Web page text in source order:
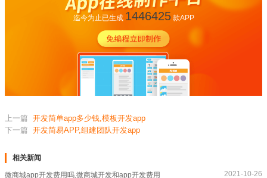
迄今为止已生成 1446425款APP
上一篇 开发简单app多少钱,模板开发app
下一篇 开发简易APP,组建团队开发app
相关新闻
微商城app开发费用吗,微商城开发和app开发费用 2021-10-26